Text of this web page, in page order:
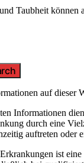
Taubheit können
auf dieser
Informationen
durch eine
auftreten oder
ist